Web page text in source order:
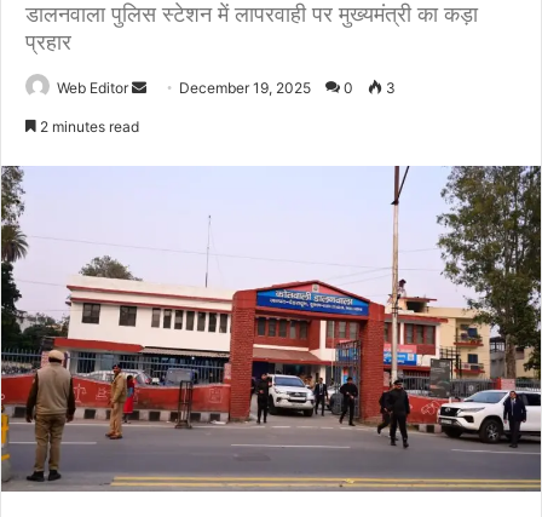
डालनवाला पुलिस स्टेशन में लापरवाही पर मुख्यमंत्री का कड़ा
प्रहार
Web Editor
m
a
i
l
December 19, 2025 0 3
2 minutes read